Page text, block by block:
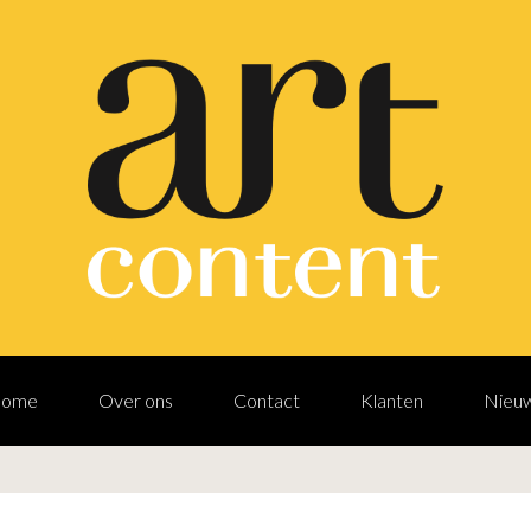
Over ons Contact Klanten